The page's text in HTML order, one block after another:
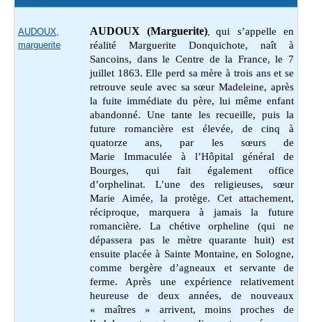
AUDOUX,
marguerite
AUDOUX (Marguerite), qui s’appelle en
réalité Marguerite Donquichote, naît à
Sancoins, dans le Centre de la France, le 7
juillet 1863. Elle perd sa mère à trois ans et se
retrouve seule avec sa sœur Madeleine, après
la fuite immédiate du père, lui même enfant
abandonné. Une tante les recueille, puis la
future romancière est élevée, de cinq à
quatorze ans, par les sœurs de
Marie Immaculée à l’Hôpital général de
Bourges, qui fait également office
d’orphelinat. L’une des religieuses, sœur
Marie Aimée, la protège. Cet attachement,
réciproque, marquera à jamais la future
romancière. La chétive orpheline (qui ne
dépassera pas le mètre quarante huit) est
ensuite placée à Sainte Montaine, en Sologne,
comme bergère d’agneaux et servante de
ferme. Après une expérience relativement
heureuse de deux années, de nouveaux
« maîtres » arrivent, moins proches de